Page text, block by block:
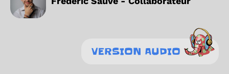
VERSION AUDIO